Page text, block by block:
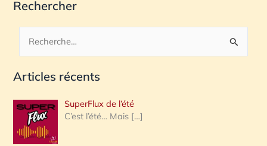
Rechercher
c
e
r
Articles récents
SuperFlux de l’été
C’est l’été… Mais […]